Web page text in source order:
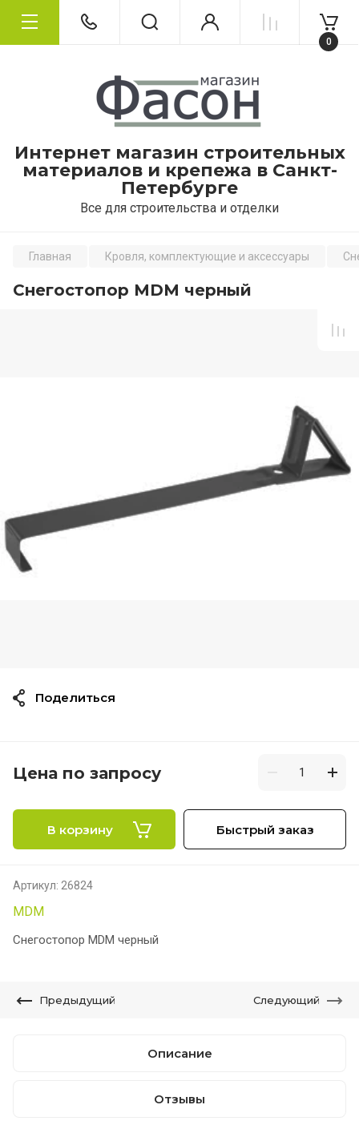
Интернет магазин строительных
материалов и крепежа в Санкт-
Петербурге
Все для строительства и отделки
0
Главная Кровля, комплектующие и аксессуары
Снегостопор MDM черный
Цена по запросу
В корзину Быстрый заказ
Артикул: 26824
MDM
Снегостопор MDM черный
Поделиться
Предыдущий Следующий
Описание
Отзывы